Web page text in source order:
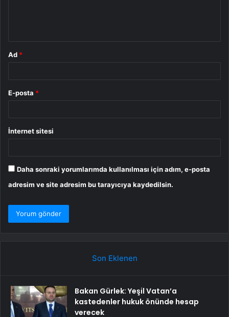
Ad *
E-posta *
İnternet sitesi
Daha sonraki yorumlarımda kullanılması için adım, e-posta
adresim ve site adresim bu tarayıcıya kaydedilsin.
Son Eklenen
Bakan Gürlek: Yeşil Vatan’a
kastedenler hukuk önünde hesap
verecek